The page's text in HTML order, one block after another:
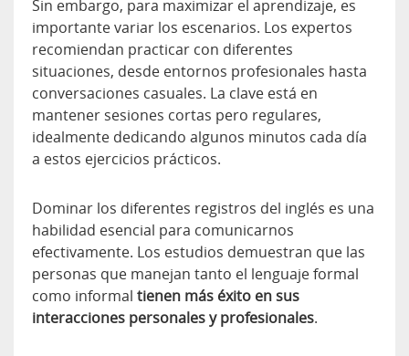
Sin embargo, para maximizar el aprendizaje, es
importante variar los escenarios. Los expertos
recomiendan practicar con diferentes
situaciones, desde entornos profesionales hasta
conversaciones casuales. La clave está en
mantener sesiones cortas pero regulares,
idealmente dedicando algunos minutos cada día
a estos ejercicios prácticos.
Dominar los diferentes registros del inglés es una
habilidad esencial para comunicarnos
efectivamente. Los estudios demuestran que las
personas que manejan tanto el lenguaje formal
como informal tienen más éxito en sus
interacciones personales y profesionales.